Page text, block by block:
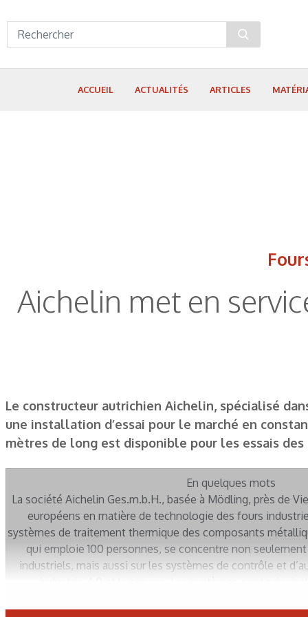
ACCUEIL ACTUALITÉS ARTICLES
Aichelin met en
Le constructeur autrichien Aichelin, spécialisé
une installation d’essai pour le marché en
mètres de long est disponible pour les essais
En quelques mots
La société Aichelin Ges.m.b.H., basée à Mödling, près de
européens en matière de technologie des fours
systèmes de traitement thermique des composants
qui emploie 100 personnes, se concentre non
industriels, mais aussi sur les systèmes de contrôle et